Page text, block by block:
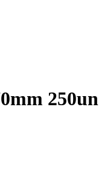
250un